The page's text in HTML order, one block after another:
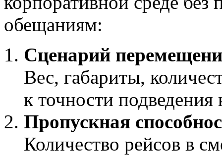
обещаниям:
Сценарий
Вес, габариты,
к точности подведения
Пропускная
Количество рейсов в